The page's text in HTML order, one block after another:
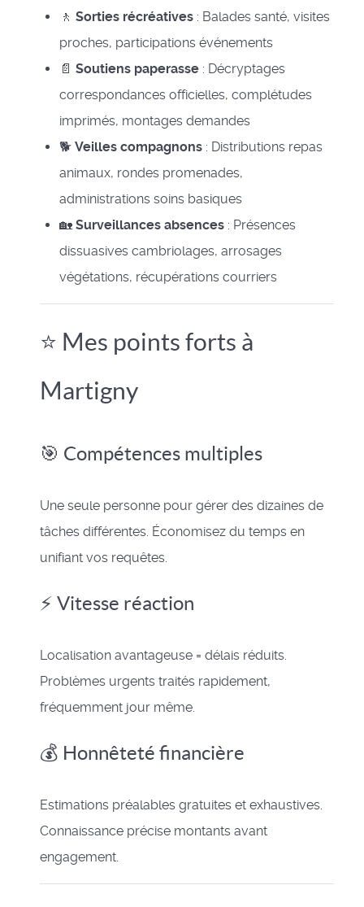
🚶 Sorties récréatives : Balades santé, visites
proches, participations événements
📄 Soutiens paperasse : Décryptages
correspondances officielles, complétudes
imprimés, montages demandes
🐕 Veilles compagnons : Distributions repas
animaux, rondes promenades,
administrations soins basiques
🏡 Surveillances absences : Présences
dissuasives cambriolages, arrosages
végétations, récupérations courriers
⭐ Mes points forts à
Martigny
🎯 Compétences multiples
Une seule personne pour gérer des dizaines de
tâches différentes. Économisez du temps en
unifiant vos requêtes.
⚡ Vitesse réaction
Localisation avantageuse = délais réduits.
Problèmes urgents traités rapidement,
fréquemment jour même.
💰 Honnêteté financière
Estimations préalables gratuites et exhaustives.
Connaissance précise montants avant
engagement.